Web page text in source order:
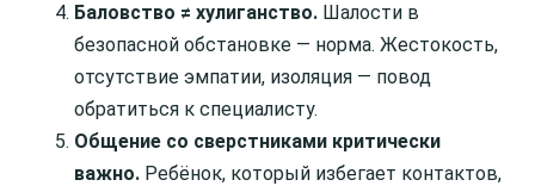
Баловство ≠ хулиганство. Шалости в
безопасной обстановке — норма. Жестокость,
отсутствие эмпатии, изоляция — повод
обратиться к специалисту.
Общение со сверстниками критически
важно. Ребёнок, который избегает контактов,